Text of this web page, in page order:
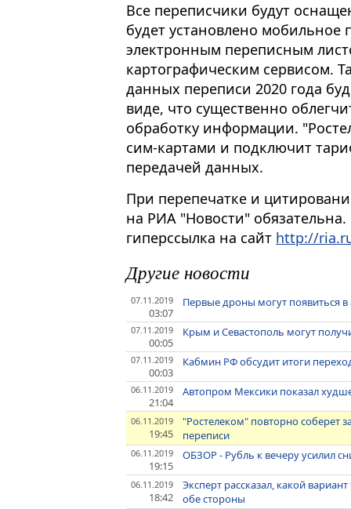
Все переписчики будут
будет установлено
электронным переписным
картографическим сервисом.
данных переписи 2020 года
виде, что существенно
обработку информации.
сим-картами и подключит
передачей данных.
При перепечатке и
на РИА "Новости"
гиперссылка на сайт http://
Другие новости
07.11.2019
03:07
Первые дроны могут появиться в
07.11.2019
00:05
Крым и Севастополь могут
07.11.2019
00:03
Кабмин РФ обсудит итоги
06.11.2019
21:04
Автопром Мексики показал
06.11.2019
19:45
"Ростелеком" повторно соберет
переписи
06.11.2019
19:15
ОБЗОР - Рубль к вечеру усилил
06.11.2019
18:42
Эксперт рассказал, какой
обе стороны